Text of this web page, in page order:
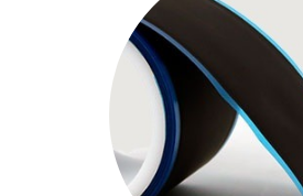
低頻防磁合金吸波
無線充電吸波材
電磁式觸控吸波材
銀銅導電漆
純銀導電漆
鎳導電漆